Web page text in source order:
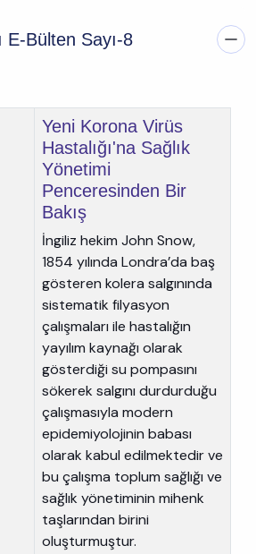
E-Bülten Sayı-8
Yeni Korona Virüs
Hastalığı'na Sağlık
Yönetimi
Penceresinden Bir
Bakış
İngiliz hekim John Snow,
1854 yılında Londra’da baş
gösteren kolera salgınında
sistematik filyasyon
çalışmaları ile hastalığın
yayılım kaynağı olarak
gösterdiği su pompasını
sökerek salgını durdurduğu
çalışmasıyla modern
epidemiyolojinin babası
olarak kabul edilmektedir ve
bu çalışma toplum sağlığı ve
sağlık yönetiminin mihenk
taşlarından birini
oluşturmuştur.